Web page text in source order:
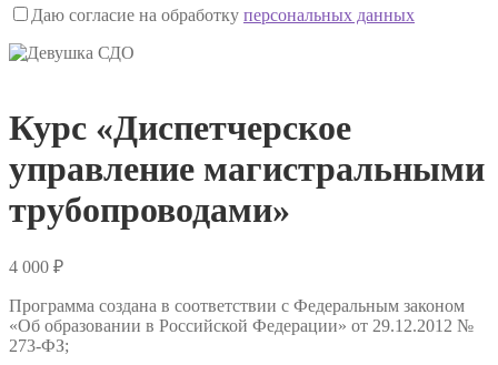
Даю согласие на обработку персональных данных
Курс «Диспетчерское
управление магистральными
трубопроводами»
4 000 ₽
Программа создана в соответствии с Федеральным законом
«Об образовании в Российской Федерации» от 29.12.2012 №
273-ФЗ;